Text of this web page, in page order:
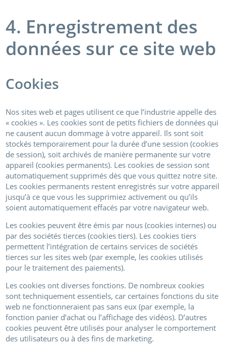
4. Enregistrement des
données sur ce site web
Cookies
Nos sites web et pages utilisent ce que l’industrie appelle des
« cookies ». Les cookies sont de petits fichiers de données qui
ne causent aucun dommage à votre appareil. Ils sont soit
stockés temporairement pour la durée d’une session (cookies
de session), soit archivés de manière permanente sur votre
appareil (cookies permanents). Les cookies de session sont
automatiquement supprimés dès que vous quittez notre site.
Les cookies permanents restent enregistrés sur votre appareil
jusqu’à ce que vous les supprimiez activement ou qu’ils
soient automatiquement effacés par votre navigateur web.
Les cookies peuvent être émis par nous (cookies internes) ou
par des sociétés tierces (cookies tiers). Les cookies tiers
permettent l’intégration de certains services de sociétés
tierces sur les sites web (par exemple, les cookies utilisés
pour le traitement des paiements).
Les cookies ont diverses fonctions. De nombreux cookies
sont techniquement essentiels, car certaines fonctions du site
web ne fonctionneraient pas sans eux (par exemple, la
fonction panier d’achat ou l’affichage des vidéos). D’autres
cookies peuvent être utilisés pour analyser le comportement
des utilisateurs ou à des fins de marketing.